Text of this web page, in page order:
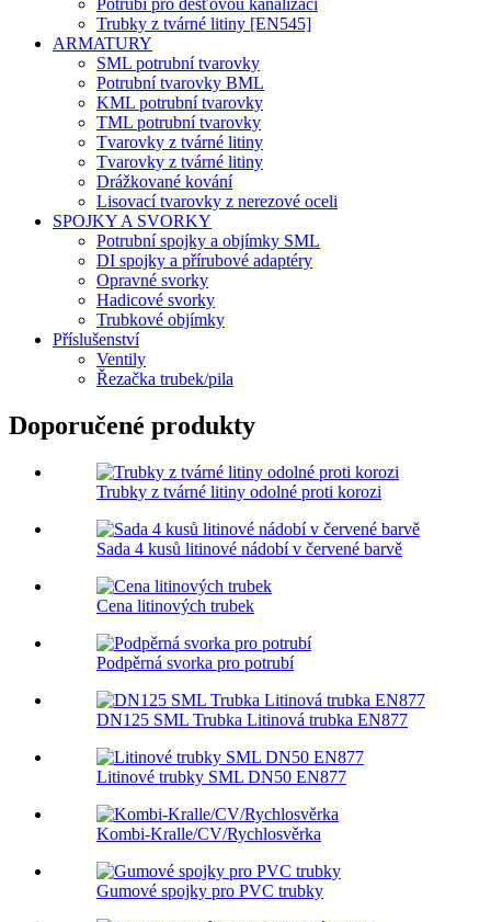
Potrubí pro dešťovou kanalizaci
Trubky z tvárné litiny [EN545]
ARMATURY
SML potrubní tvarovky
Potrubní tvarovky BML
KML potrubní tvarovky
TML potrubní tvarovky
Tvarovky z tvárné litiny
Tvarovky z tvárné litiny
Drážkované kování
Lisovací tvarovky z nerezové oceli
SPOJKY A SVORKY
Potrubní spojky a objímky SML
DI spojky a přírubové adaptéry
Opravné svorky
Hadicové svorky
Trubkové objímky
Příslušenství
Ventily
Řezačka trubek/pila
Doporučené produkty
Trubky z tvárné litiny odolné proti korozi
Sada 4 kusů litinové nádobí v červené barvě
Cena litinových trubek
Podpěrná svorka pro potrubí
DN125 SML Trubka Litinová trubka EN877
Litinové trubky SML DN50 EN877
Kombi-Kralle/CV/Rychlosvěrka
Gumové spojky pro PVC trubky